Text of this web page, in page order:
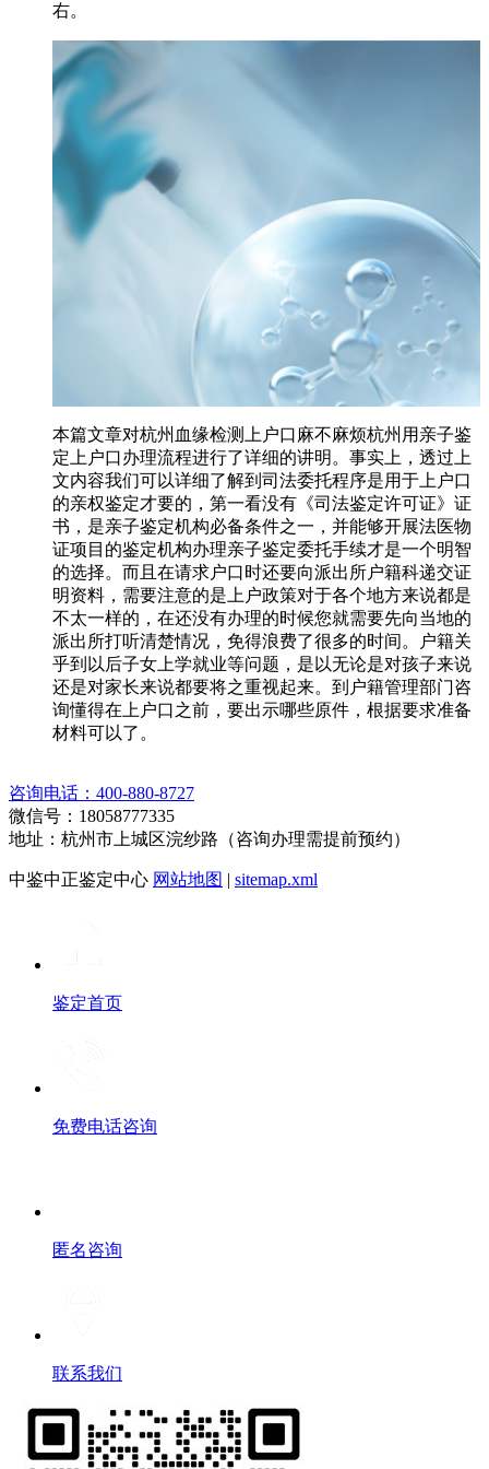
右。
本篇文章对杭州血缘检测上户口麻不麻烦杭州用亲子鉴
定上户口办理流程进行了详细的讲明。事实上，透过上
文内容我们可以详细了解到司法委托程序是用于上户口
的亲权鉴定才要的，第一看没有《司法鉴定许可证》证
书，是亲子鉴定机构必备条件之一，并能够开展法医物
证项目的鉴定机构办理亲子鉴定委托手续才是一个明智
的选择。而且在请求户口时还要向派出所户籍科递交证
明资料，需要注意的是上户政策对于各个地方来说都是
不太一样的，在还没有办理的时候您就需要先向当地的
派出所打听清楚情况，免得浪费了很多的时间。户籍关
乎到以后子女上学就业等问题，是以无论是对孩子来说
还是对家长来说都要将之重视起来。到户籍管理部门咨
询懂得在上户口之前，要出示哪些原件，根据要求准备
材料可以了。
咨询电话：400-880-8727
微信号：18058777335
地址：杭州市上城区浣纱路（咨询办理需提前预约）
中鉴中正鉴定中心 网站地图 | sitemap.xml
鉴定首页
免费电话咨询
匿名咨询
联系我们